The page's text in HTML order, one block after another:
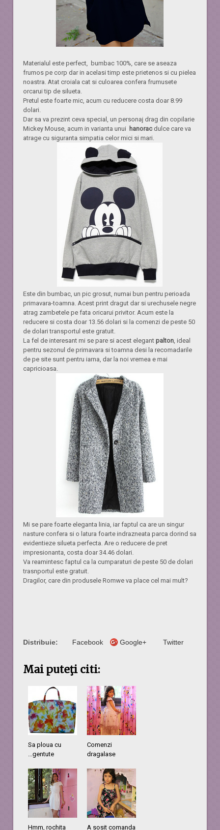
Materialul este perfect, bumbac 100%, care se aseaza
frumos pe corp dar in acelasi timp este prietenos si cu pielea
noastra. Atat croiala cat si culoarea confera frumusete
orcarui tip de silueta.
Pretul este foarte mic, acum cu reducere costa doar 8.99
dolari.
Dar sa va prezint ceva special, un personaj drag din copilarie
Mickey Mouse, acum in varianta unui hanoracdulce care va
atrage cu siguranta simpatia celor mici si mari.
Este din bumbac, un pic grosut, numai bun pentru perioada
primavara-toamna. Acest print dragut dar si urechusele negre
atrag zambetele pe fata oricarui privitor. Acum este la
reducere si costa doar 13.56 dolari si la comenzi de peste 50
de dolari transportul este gratuit.
La fel de interesant mi se pare si acest elegantpalton, ideal
pentru sezonul de primavara si toamna desi la recomadarile
de pe site sunt pentru iarna, dar la noi vremea e mai
capricioasa.
Mi se pare foarte eleganta linia, iar faptul ca are un singur
nasture confera si o latura foarte indrazneata parca dorind sa
evidentieze silueta perfecta. Are o reducere de pret
impresionanta, costa doar 34.46 dolari.
Va reamintesc faptul ca la cumparaturi de peste 50 de dolari
trasnportul este gratuit.
Dragilor, care din produsele Romwe va place cel mai mult?
Distribuie: Facebook Google+ Twitter
Mai puteţi citi:
Sa ploua cu
...gentute
Comenzi
dragalase
Hmm, rochita A sosit comanda